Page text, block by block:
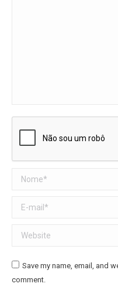
Nome *
E-mail *
Website
Save my name, email, and
comment.